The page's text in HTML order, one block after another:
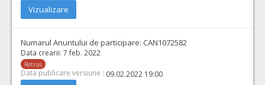
Vizualizare
Numarul Anuntului de participare: CAN1072582
Data crearii: 7 feb. 2022
Retras
Data publicare versiune : 09.02.2022 19:00